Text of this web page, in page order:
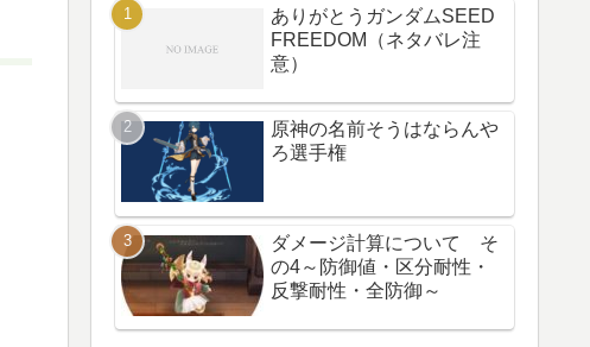
ありがとうガンダムSEED
FREEDOM（ネタバレ注
意）
原神の名前そうはならんや
ろ選手権
ダメージ計算について そ
の4～防御値・区分耐性・
反撃耐性・全防御～